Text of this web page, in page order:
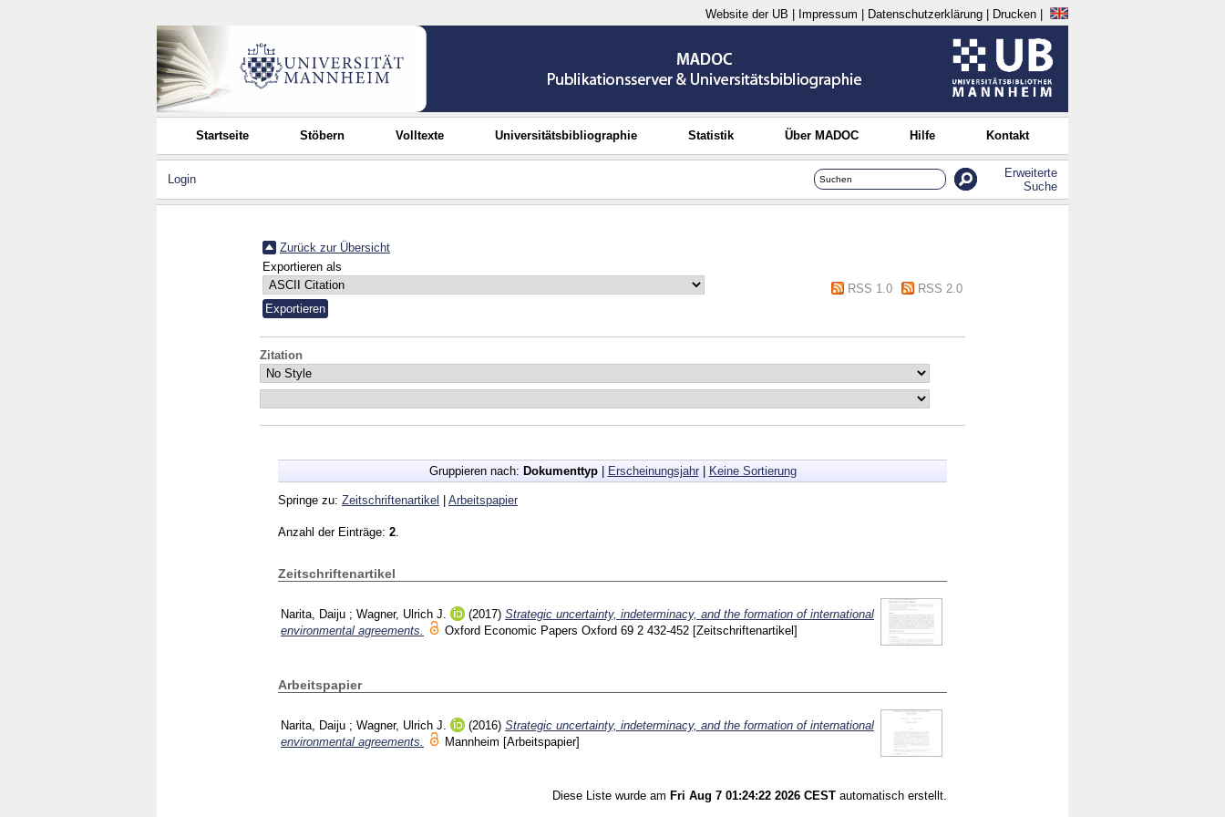
Website der UB Impressum Datenschutzerklärung Drucken
Startseite Stöbern Volltexte Universitätsbibliographie Statistik Über MADOC Hilfe Kontakt
Login
Erweiterte
Suche
Zurück zur Übersicht
Exportieren als
RSS 1.0
RSS 2.0
Zitation
Gruppieren nach: Dokumenttyp| Erscheinungsjahr| Keine Sortierung
Springe zu: Zeitschriftenartikel Arbeitspapier
Anzahl der Einträge: 2
Zeitschriftenartikel
Narita, Daiju ; Wagner, Ulrich J. (2017) Strategic uncertainty, indeterminacy, and the formation of international
environmental agreements.
Oxford Economic Papers Oxford 69 2 432-452 [Zeitschriftenartikel]
Arbeitspapier
Narita, Daiju ; Wagner, Ulrich J. (2016) Strategic uncertainty, indeterminacy, and the formation of international
environmental agreements.
Mannheim [Arbeitspapier]
Diese Liste wurde am Fri Aug 7 01:24:22 2026 CEST automatisch erstellt.